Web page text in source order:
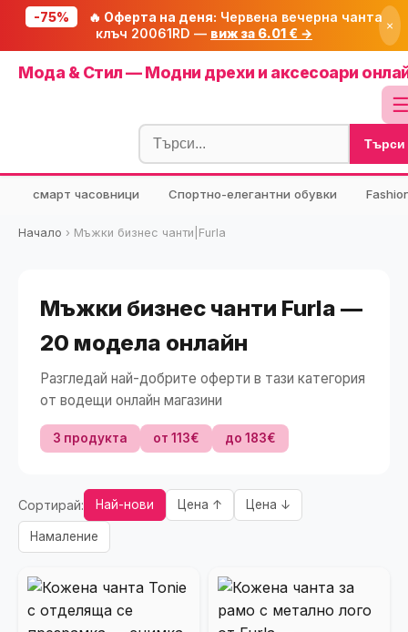
-75% 🔥 Оферта на деня: Червена вечерна чанта
клъч 20061RD — виж за 6.01 € → ×
Мода & Стил — Модни дрехи и аксесоари
Начало
🔥 Намаления
🧮 Калкулатори Търси
смарт часовници Спортно-елегантни обувки
Начало › Мъжки бизнес чанти|Furla
Мъжки бизнес чанти Furla —
20 модела онлайн
Разгледай най-добрите оферти в тази категория
от водещи онлайн магазини
3 продукта от 113€ до 183€
Сортирай: Най-нови Цена ↑ Цена ↓
Намаление